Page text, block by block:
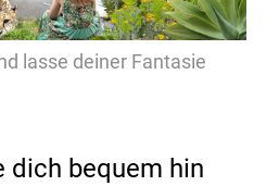
lasse deiner Fantasie
dich bequem hin